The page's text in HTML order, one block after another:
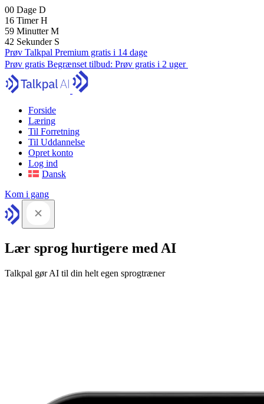
00 Dage D
16 TimerH
59 MinutterM
41 Sekunder S
Prøv Talkpal Premium gratis i 14 dage
Prøv gratis Begrænset tilbud: Prøv gratis i 2 uger
Forside
Læring
Til Forretning
Til Uddannelse
Opret konto
Log ind
Dansk
Kom i gang
Lær sprog hurtigere med AI
Talkpal gør AI til din helt egen sprogtræner